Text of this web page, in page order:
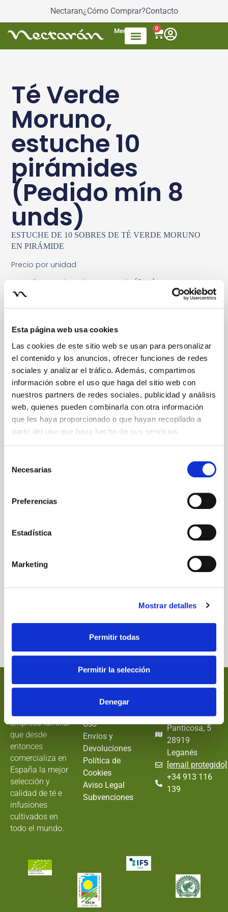
Esta página web usa cookies
Las cookies de este sitio web se usan para personalizar
el contenido y los anuncios, ofrecer funciones de redes
sociales y analizar el tráfico. Además, compartimos
información sobre el uso que haga del sitio web con
nuestros partners de redes sociales, publicidad y análisis
web, quienes pueden combinarla con otra información
que les haya proporcionado o que hayan recopilado a
partir del uso que haya hecho de sus servicios.
Necesarias
Preferencias
Estadística
Marketing
Mostrar detalles
Permitir todas
Permitir la selección
Denegar
Nectaran¿Cómo Comprar?Contacto
Menú 0
Té Verde
Moruno,
estuche 10
pirámides
(Pedido mín 8
unds)
ESTUCHE DE 10 SOBRES DE TÉ VERDE MORUNO
EN PIRÁMIDE
Precio por unidad
Ingredientes: té verde gunpowder(95%),
hierbabuena.
Nectarán
empresa familiar
que desde
entonces
comercializa en
España la mejor
selección y
calidad de té e
infusiones
cultivados en
todo el mundo.
Información
Términos y
Uso
Envíos y
Devoluciones
Política de
Cookies
Aviso Legal
Subvenciones
Dónde
C/ Puerto de
Panticosa, 5
28919
Leganés
[email protegido]
+34 913 116
139